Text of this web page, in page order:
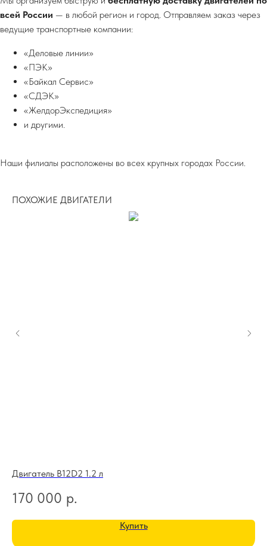
всей России — в любой регион и город. Отправляем заказ через
ведущие транспортные компании:
«Деловые линии»
«ПЭК»
«Байкал Сервис»
«СДЭК»
«ЖелдорЭкспедиция»
и другими.
Наши филиалы расположены во всех крупных городах России.
ПОХОЖИЕ ДВИГАТЕЛИ
Двигатель B12D2 1.2 л
170 000 р.
Купить